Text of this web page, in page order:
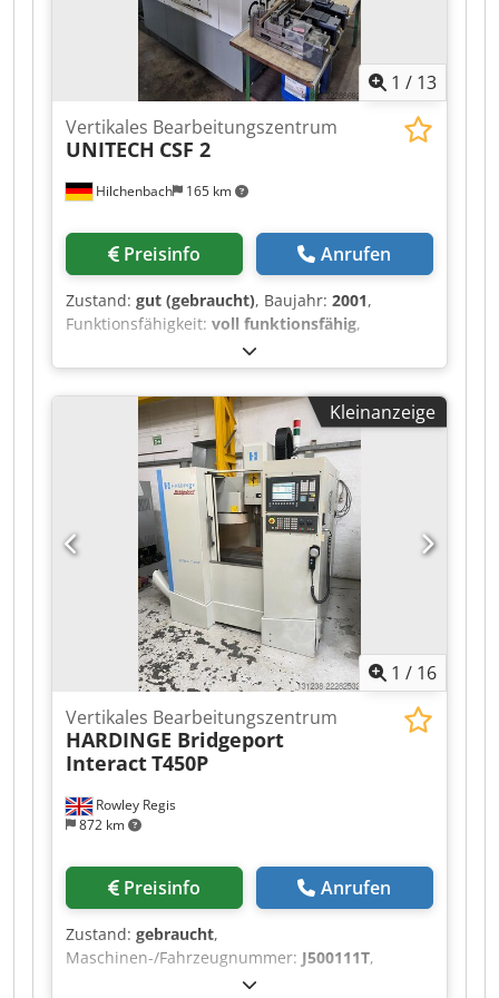
1 / 13
Hilchenbach 165 km
Vertikales Bearbeitungszentrum
UNITECH CSF 2
Preisinfo Anrufen
Zustand: gut (gebraucht), Baujahr: 2001,
Funktionsfähigkeit: voll funktionsfähig,
Vertikales Bearbeitungszentrum
Fahrständermaschine mit 3 Achsen Hersteller:
UNITECH Deutschland Modell : CFS 2 Baujahr :
2001 Steuerung: Heidenhain Verfahrweg: X Y Z =
1500 x 300 x 300 Tischgröße 1800 x 350 mm
Spindelleistung und Drehzahlen 6000 U / min.
Werkzeugaufnahme SK 40 Ausrüstung: mit
Innenkühlung der Spindel Chodszkhlyopfx Ad
Rea Späneförderer Bauart :
Fahrständermaschine
Kleinanzeige
1 / 16
Rowley Regis
872 km
Vertikales Bearbeitungszentrum
HARDINGE Bridgeport
InteractT450P
Preisinfo Anrufen
Zustand: gebraucht,
Maschinen-/Fahrzeugnummer: J500111T,
Hardinge Bridgeport Interact T450P – Vertikales